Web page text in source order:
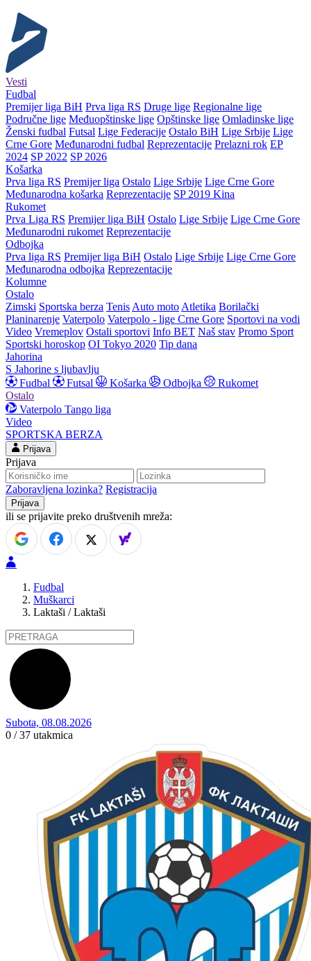
Vesti
Fudbal
Premijer liga BiH Prva liga RS Druge lige Regionalne lige
Područne lige Međuopštinske lige Opštinske lige Omladinske lige
Ženski fudbal Futsal Lige Federacije Ostalo BiH Lige Srbije Lige
Crne Gore Međunarodni fudbal Reprezentacije Prelazni rok EP
2024 SP 2022 SP 2026
Košarka
Prva liga RS Premijer liga Ostalo Lige Srbije Lige Crne Gore
Međunarodna košarka Reprezentacije SP 2019 Kina
Rukomet
Prva Liga RS Premijer liga BiH Ostalo Lige Srbije Lige Crne Gore
Međunarodni rukomet Reprezentacije
Odbojka
Prva liga RS Premijer liga BiH Ostalo Lige Srbije Lige Crne Gore
Međunarodna odbojka Reprezentacije
Kolumne
Ostalo
Zimski Sportska berza Tenis Auto moto Atletika Borilački
Planinarenje Vaterpolo Vaterpolo - lige Crne Gore Sportovi na vodi
Video Vremeplov Ostali sportovi Info BET Naš stav Promo Sport
Sportski horoskop OI Tokyo 2020 Tip dana
Jahorina
S Jahorine s ljubavlju
Fudbal
Futsal Košarka Odbojka
Rukomet
Ostalo
Vaterpolo Tango liga
Video
SPORTSKA BERZA
Prijava
Prijava
Zaboravljena lozinka? Registracija
ili se prijavite preko društvenih mreža:
Fudbal
Muškarci
Laktaši / Laktaši
Subota, 08.08.2026
0 / 37 utakmica